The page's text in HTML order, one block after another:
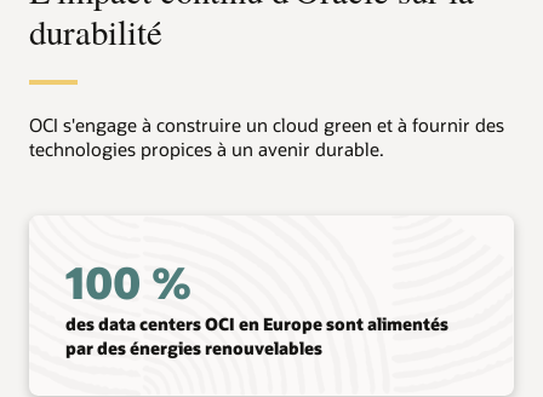
durabilité
OCI s'engage à construire un cloud green et à fournir des
technologies propices à un avenir durable.
100 %
des data centers OCI en Europe sont alimentés
par des énergies renouvelables